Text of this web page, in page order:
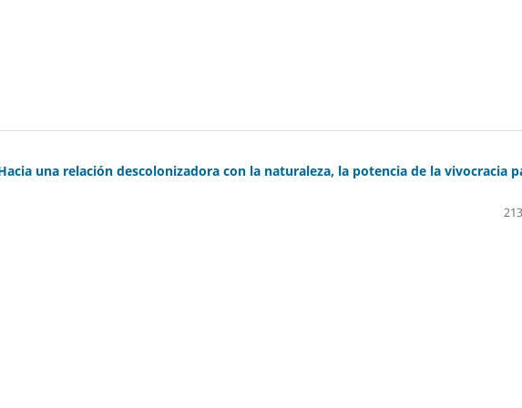
una relación descolonizadora con la naturaleza, la potencia de la vivocracia